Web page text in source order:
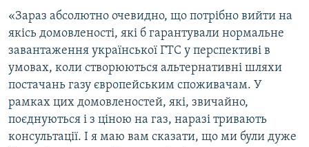
«Зараз абсолютно очевидно, що потрібно вийти на
якісь домовленості, які б гарантували нормальне
завантаження української ГТС у перспективі в
умовах, коли створюються альтернативні шляхи
постачань газу європейським споживачам. У
рамках цих домовленостей, які, звичайно,
поєднуються і з ціною на газ, наразі тривають
консультації. І я маю вам сказати, що ми були дуже